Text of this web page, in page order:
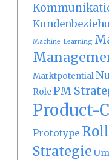
Machine_Learning
Marktpotential
RolePM
Product-
Prototype
Strategie